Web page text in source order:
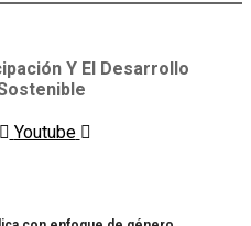
Y El Desarrollo
Youtube